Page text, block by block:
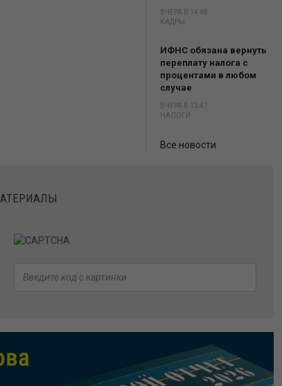
ВЧЕРА В 14:48
КАДРЫ
ИФНС обязана вернуть
переплату налога с
процентами в любом
случае
ВЧЕРА В 13:47
НАЛОГИ
Все новости